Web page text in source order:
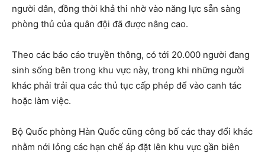
người dân, đồng thời khả thi nhờ vào năng lực sẵn sàng
phòng thủ của quân đội đã được nâng cao.
Theo các báo cáo truyền thông, có tới 20.000 người đang
sinh sống bên trong khu vực này, trong khi những người
khác phải trải qua các thủ tục cấp phép để vào canh tác
hoặc làm việc.
Bộ Quốc phòng Hàn Quốc cũng công bố các thay đổi khác
nhằm nới lỏng các hạn chế áp đặt lên khu vực gần biên